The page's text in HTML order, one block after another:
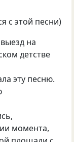
с этой песни)
на
детстве
эту песню.
момента,